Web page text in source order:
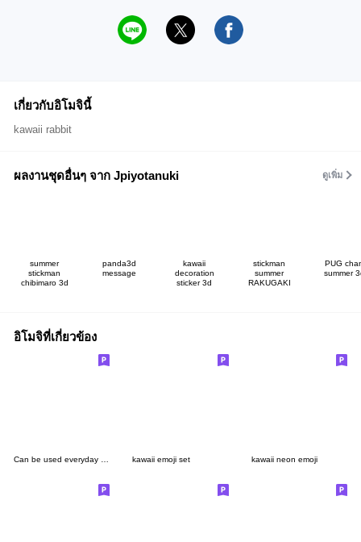
เกี่ยวกับอิโมจินี้
kawaii rabbit
ผลงานชุดอื่นๆ จาก Jpiyotanuki ดูเพิ่ม
summer
stickman
chibimaro 3d
panda3d
message
kawaii
decoration
sticker 3d
stickman
summer
RAKUGAKI
PUG
summer
อิโมจิที่เกี่ยวข้อง
kawaii emoji set kawaii neon emoji